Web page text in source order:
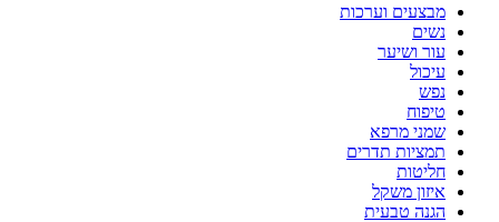
מבצעים וערכות
נשים
עור ושיער
עיכול
נפש
טיפוח
שמני מרפא
תמציות תדרים
חליטות
איזון משקל
הגנה טבעית